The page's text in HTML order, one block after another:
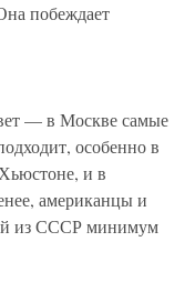
побеждает
— в Москве самые
особенно в
и в
американцы и
из СССР минимум